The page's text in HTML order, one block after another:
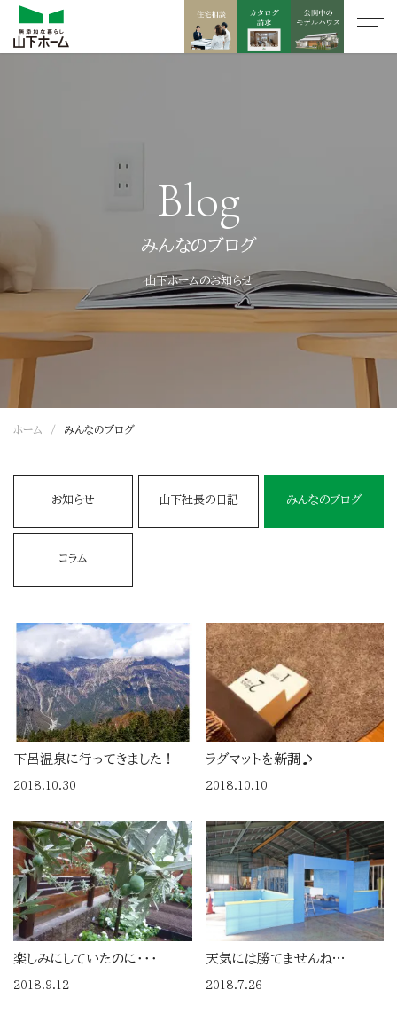
Blog
みんなのブログ
山下ホームのお知らせ
ホーム みんなのブログ
お知らせ 山下社長の日記 みんなのブログ
コラム
下呂温泉に行ってきました！
2018.10.30
ラグマットを新調♪
2018.10.10
楽しみにしていたのに・・・
2018.9.12
天気には勝てませんね…
2018.7.26